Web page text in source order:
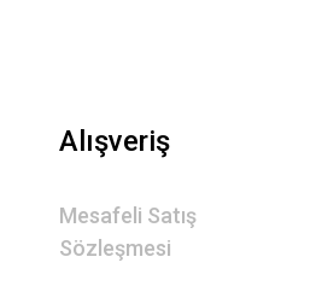
Alışveriş
Mesafeli Satış
Sözleşmesi